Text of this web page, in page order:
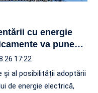
cu energie
va pune…
17:22
și al posibilității adoptării
de energie electrică,